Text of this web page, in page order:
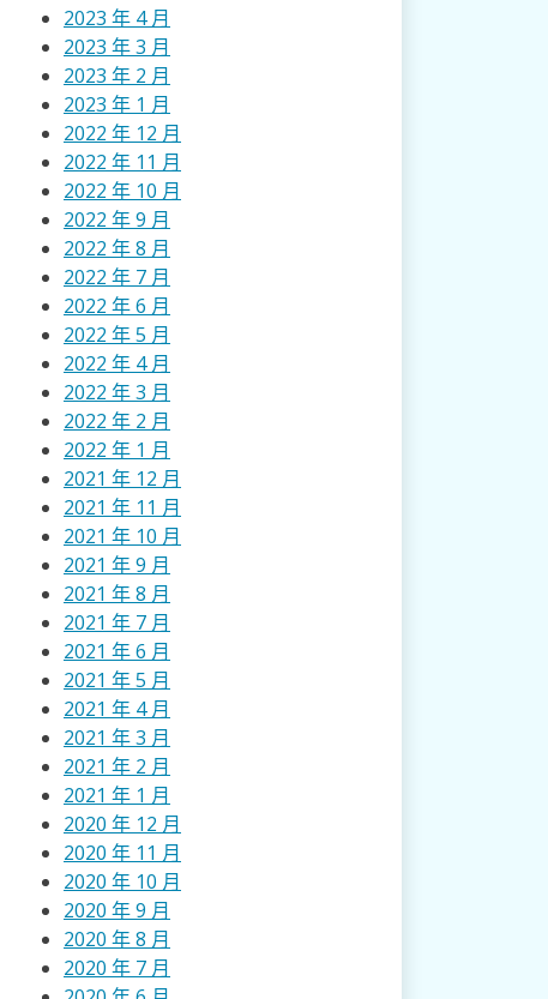
2023 年 4 月
2023 年 3 月
2023 年 2 月
2023 年 1 月
2022 年 12 月
2022 年 11 月
2022 年 10 月
2022 年 9 月
2022 年 8 月
2022 年 7 月
2022 年 6 月
2022 年 5 月
2022 年 4 月
2022 年 3 月
2022 年 2 月
2022 年 1 月
2021 年 12 月
2021 年 11 月
2021 年 10 月
2021 年 9 月
2021 年 8 月
2021 年 7 月
2021 年 6 月
2021 年 5 月
2021 年 4 月
2021 年 3 月
2021 年 2 月
2021 年 1 月
2020 年 12 月
2020 年 11 月
2020 年 10 月
2020 年 9 月
2020 年 8 月
2020 年 7 月